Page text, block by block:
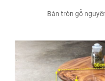
Bàn tròn gỗ